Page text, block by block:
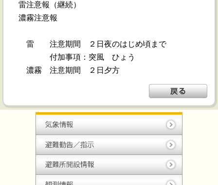
雷注意報（継続）
濃霧注意報
雷 注意期間 ２日夜のはじめ頃まで
付加事項：突風 ひょう
濃霧 注意期間 ２日夕方